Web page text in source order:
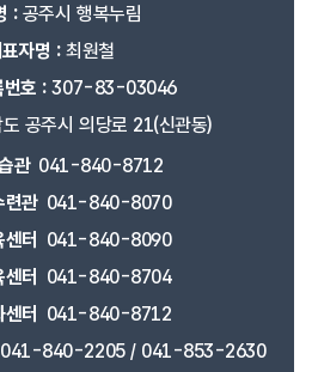
:공주시 행복누림
자명 :최원철
번호 :307-83-03046
공주시 의당로 21(신관동)
관 041-840-8712
련관 041-840-8070
터
041-840-8090
터
041-840-8704
터
041-840-8712
041-840-2205 / 041-853-2630